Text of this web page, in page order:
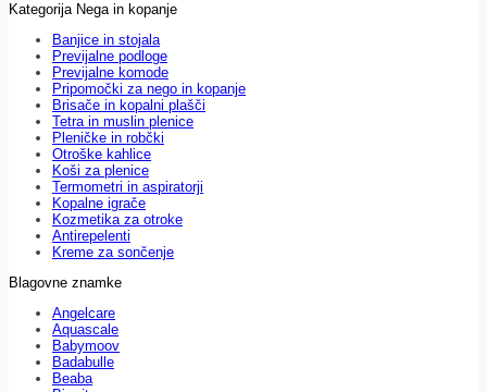
Kategorija Nega in kopanje
Banjice in stojala
Previjalne podloge
Previjalne komode
Pripomočki za nego in kopanje
Brisače in kopalni plašči
Tetra in muslin plenice
Pleničke in robčki
Otroške kahlice
Koši za plenice
Termometri in aspiratorji
Kopalne igrače
Kozmetika za otroke
Antirepelenti
Kreme za sončenje
Blagovne znamke
Angelcare
Aquascale
Babymoov
Badabulle
Beaba